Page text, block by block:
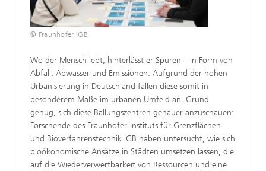
© Fraunhofer IGB
Wo der Mensch lebt, hinterlässt er Spuren – in Form von
Abfall, Abwasser und Emissionen. Aufgrund der hohen
Urbanisierung in Deutschland fallen diese somit in
besonderem Maße im urbanen Umfeld an. Grund
genug, sich diese Ballungszentren genauer anzuschauen:
Forschende des Fraunhofer-Instituts für Grenzflächen-
und Bioverfahrenstechnik IGB haben untersucht, wie sich
bioökonomische Ansätze in Städten umsetzen lassen, die
auf die Wiederverwertbarkeit von Ressourcen und eine